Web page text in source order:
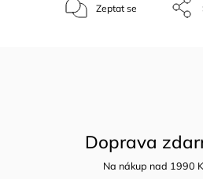
Zeptat se
Doprava
Na nákup nad 1990